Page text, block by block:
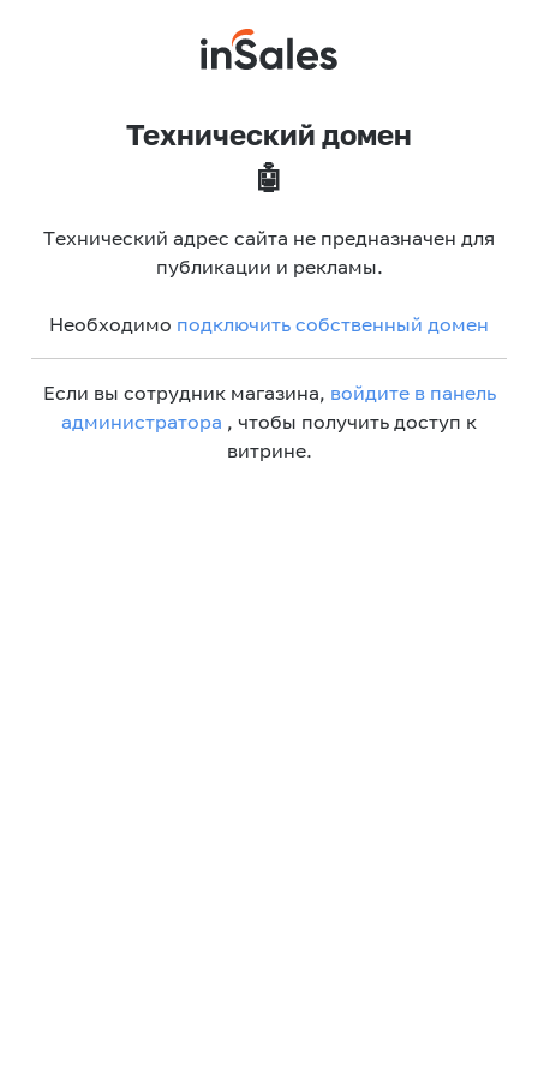
Технический домен
🤖
Технический адрес сайта не предназначен для
публикации и рекламы.
Необходимо подключить собственный домен
Если вы сотрудник магазина, войдите в панель
администратора , чтобы получить доступ к
витрине.